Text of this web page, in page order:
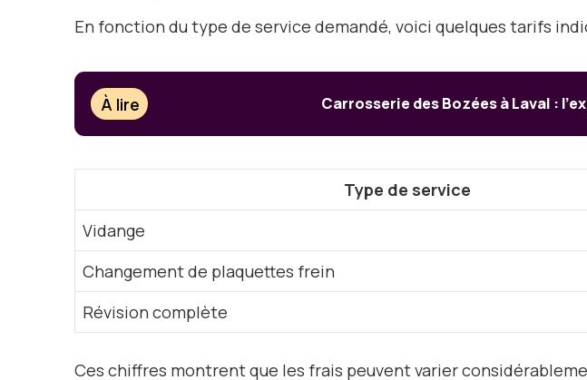
En fonction du type de service demandé, voici quelques tarifs
À lire Carrosserie des Bozées à Laval :
Type de service
Vidange
Changement de plaquettes frein
Révision complète
Ces chiffres montrent que les frais peuvent varier